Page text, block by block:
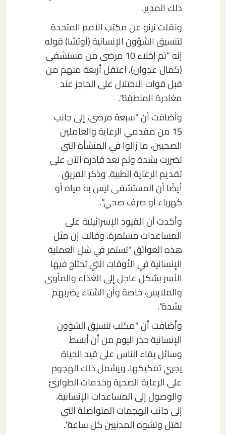
ذلك المدير.
ونقلت نينو عن مكتب الأمم المتحدة
لتنسيق الشؤون الإنسانية (أوتشا) قوله
إنه "تم إخلاء 10 مرضى من مستشفى
(كمال عدوان)، اعتقل أربعة منهم من
قبل قوات الاحتلال على الحاجز عند
مغادرة المنطقة".
وأضافت أن "سبعة مرضى، إلى جانب
15 من مقدمي الرعاية والعاملين
الصحيين، ما زالوا في المنشأة التي
تضررت بشدة ولم تعد قادرة الآن على
تقديم الرعاية الطبية. وذكر الفريق
أيضًا أن المستشفى ليس به مياه أو
كهرباء أو صرف صحي".
وأكدت أن القيود الإسرائيلية على
المساعدات مستمرة، وقالت إن مثل
هذه العوائق "تستمر في شل العملية
الإنسانية في الأوقات التي تحتاج فيها
الأسر بشكل عاجل إلى الغذاء والمأوى
والملابس، خاصة وأن الشتاء يضربهم
بشدة".
وأضافت أن "مكتب تنسيق الشؤون
الإنسانية حذر اليوم من أن أبسط
وسائل بقاء الناس على قيد الحياة
يجري تفكيكها. ويشمل ذلك الهجوم
على الرعاية الصحية وخدمات الطوارئ
والوصول إلى المساعدات الإنسانية،
إلى جانب الهجمات المتواصلة التي
تقتل وتشوه المدنيين كل ساعة".